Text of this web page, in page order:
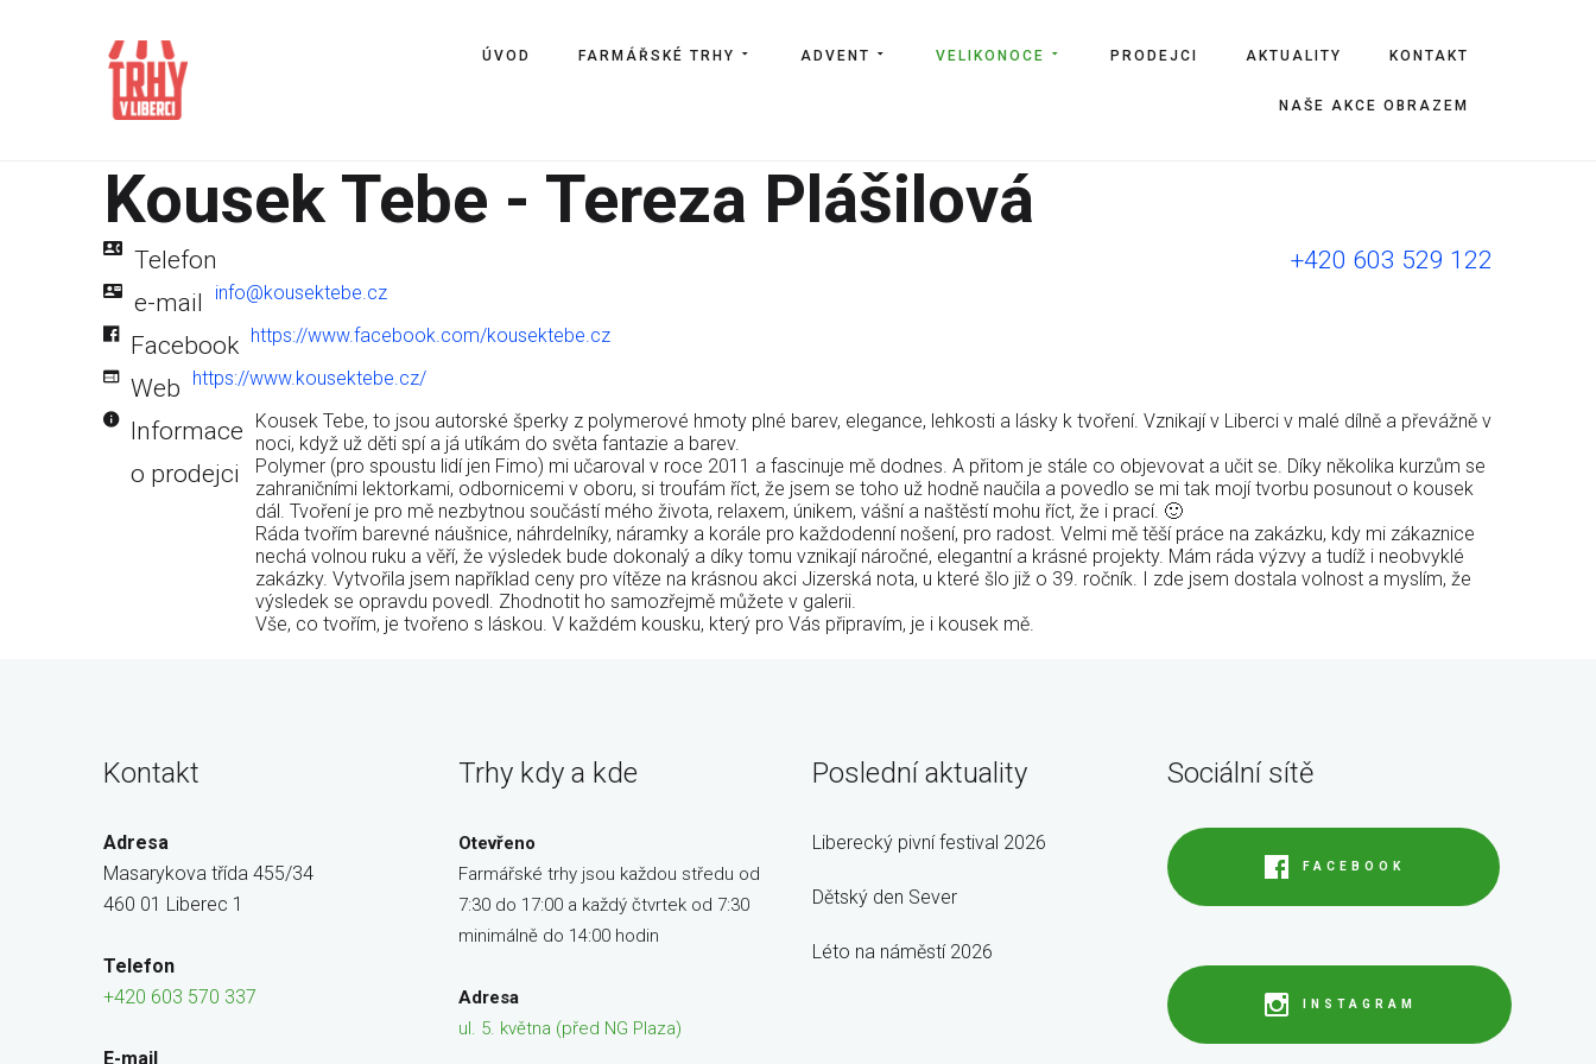
ÚVOD FARMÁŘSKÉ TRHY ADVENT VELIKONOCE PRODEJCI AKTUALITY KONTAKT
NAŠE AKCE OBRAZEM
Kousek Tebe - Tereza Plášilová
Telefon
+420 603 529 122
e-mail
info@kousektebe.cz
Facebook https://www.facebook.com/kousektebe.cz
Web https://www.kousektebe.cz/
Informace
o prodejci
Kousek Tebe, to jsou autorské šperky z polymerové hmoty plné barev, elegance, lehkosti a lásky k tvoření. Vznikají v Liberci v malé dílně a převážně v
noci, když už děti spí a já utíkám do světa fantazie a barev.
Polymer (pro spoustu lidí jen Fimo) mi učaroval v roce 2011 a fascinuje mě dodnes. A přitom je stále co objevovat a učit se. Díky několika kurzům se
zahraničními lektorkami, odbornicemi v oboru, si troufám říct, že jsem se toho už hodně naučila a povedlo se mi tak mojí tvorbu posunout o kousek
dál. Tvoření je pro mě nezbytnou součástí mého života, relaxem, únikem, vášní a naštěstí mohu říct, že i prací. 🙂
Ráda tvořím barevné náušnice, náhrdelníky, náramky a korále pro každodenní nošení, pro radost. Velmi mě těší práce na zakázku, kdy mi zákaznice
nechá volnou ruku a věří, že výsledek bude dokonalý a díky tomu vznikají náročné, elegantní a krásné projekty. Mám ráda výzvy a tudíž i neobvyklé
zakázky. Vytvořila jsem například ceny pro vítěze na krásnou akci Jizerská nota, u které šlo již o 39. ročník. I zde jsem dostala volnost a myslím, že
výsledek se opravdu povedl. Zhodnotit ho samozřejmě můžete v galerii.
Vše, co tvořím, je tvořeno s láskou. V každém kousku, který pro Vás připravím, je i kousek mě.
Kontakt
Adresa
Masarykova třída 455/34
460 01 Liberec 1
Telefon
+420 603 570 337
E-mail
Trhy kdy a kde
Otevřeno
Farmářské trhy jsou každou středu od
7:30 do 17:00 a každý čtvrtek od 7:30
minimálně do 14:00 hodin
Adresa
ul. 5. května (před NG Plaza)
Poslední aktuality
Liberecký pivní festival 2026
Dětský den Sever
Léto na náměstí 2026
Sociální sítě
FACEBOOK
INSTAGRAM